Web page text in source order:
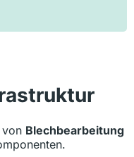
Blechbearbeitung